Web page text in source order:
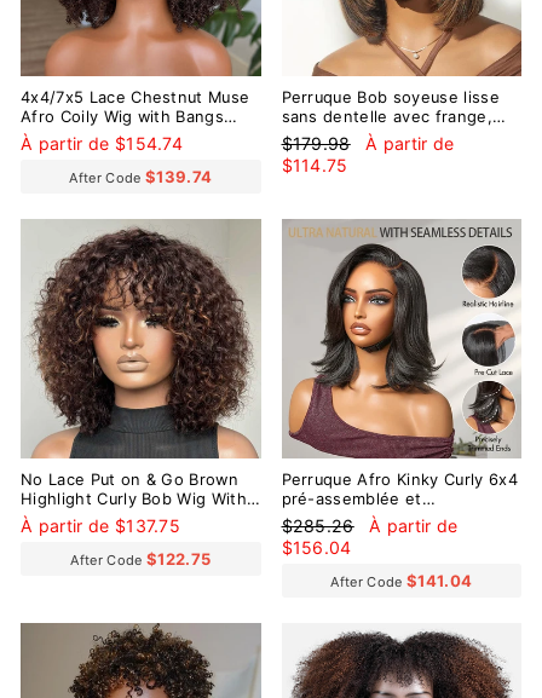
4x4/7x5 Lace Chestnut Muse
Afro Coily Wig with Bangs
Pre-Everything Wear Go
Glueless Wig
À partir de $154.74
After Code $139.74
Perruque Bob soyeuse lisse
sans dentelle avec frange,
coupe en couches sans colle,
reflets bruns / noirs naturels
Prix
régulier
$179.98
Prix
À partir de
$114.75
No Lace Put on & Go Brown
Highlight Curly Bob Wig With
Bangs
À partir de $137.75
After Code $122.75
Réduit
Perruque Afro Kinky Curly 6x4
pré-assemblée et
transparente en dentelle sans
colle
Prix
régulier
$285.26
Prix
À partir de
$156.04
After Code $141.04